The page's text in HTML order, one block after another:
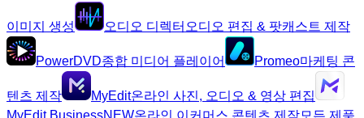
이미지 생성 오디오 디렉터 오디오 편집 & 팟캐스트 제작
PowerDVD종합 미디어 플레이어 Promeo마케팅 콘
텐츠 제작 MyEdit온라인 사진, 오디오 & 영상 편집